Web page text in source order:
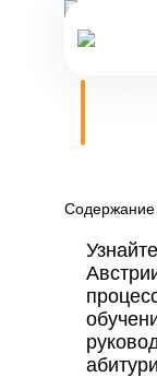
23
Содержание